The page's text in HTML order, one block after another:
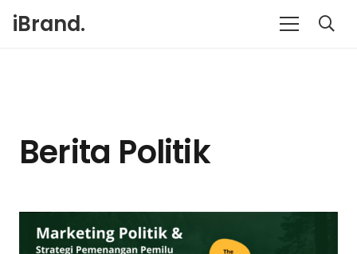
iBrand.
Berita Politik